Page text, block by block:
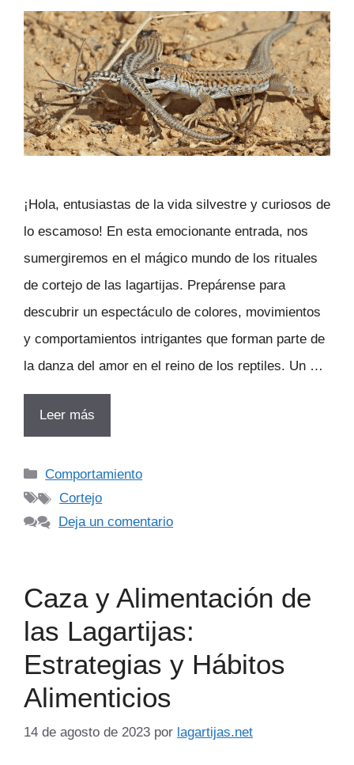
¡Hola, entusiastas de la vida silvestre y curiosos de
lo escamoso! En esta emocionante entrada, nos
sumergiremos en el mágico mundo de los rituales
de cortejo de las lagartijas. Prepárense para
descubrir un espectáculo de colores, movimientos
y comportamientos intrigantes que forman parte de
la danza del amor en el reino de los reptiles. Un …
Leer más
Categorías
Comportamiento
Etiquetas
Cortejo
Deja un comentario
Caza y Alimentación de
las Lagartijas:
Estrategias y Hábitos
Alimenticios
14 de agosto de 2023 por lagartijas.net